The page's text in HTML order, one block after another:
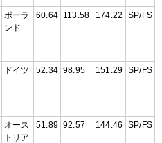
ポーラ
ンド
60.64 113.58 174.22 SP/FS
ドイツ 52.34 98.95 151.29 SP/FS
オース
トリア
51.89 92.57 144.46 SP/FS